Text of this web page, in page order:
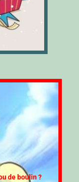
de boulin ?